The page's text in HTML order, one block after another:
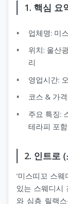
1. 핵심 요
업체명: 미
위치: 울산
리
영업시간:
코스 & 가
주요 특징:
테라피 포
2. 인트로
‘미스띠꼬 스
있는 스웨디시
와 심층 릴랙